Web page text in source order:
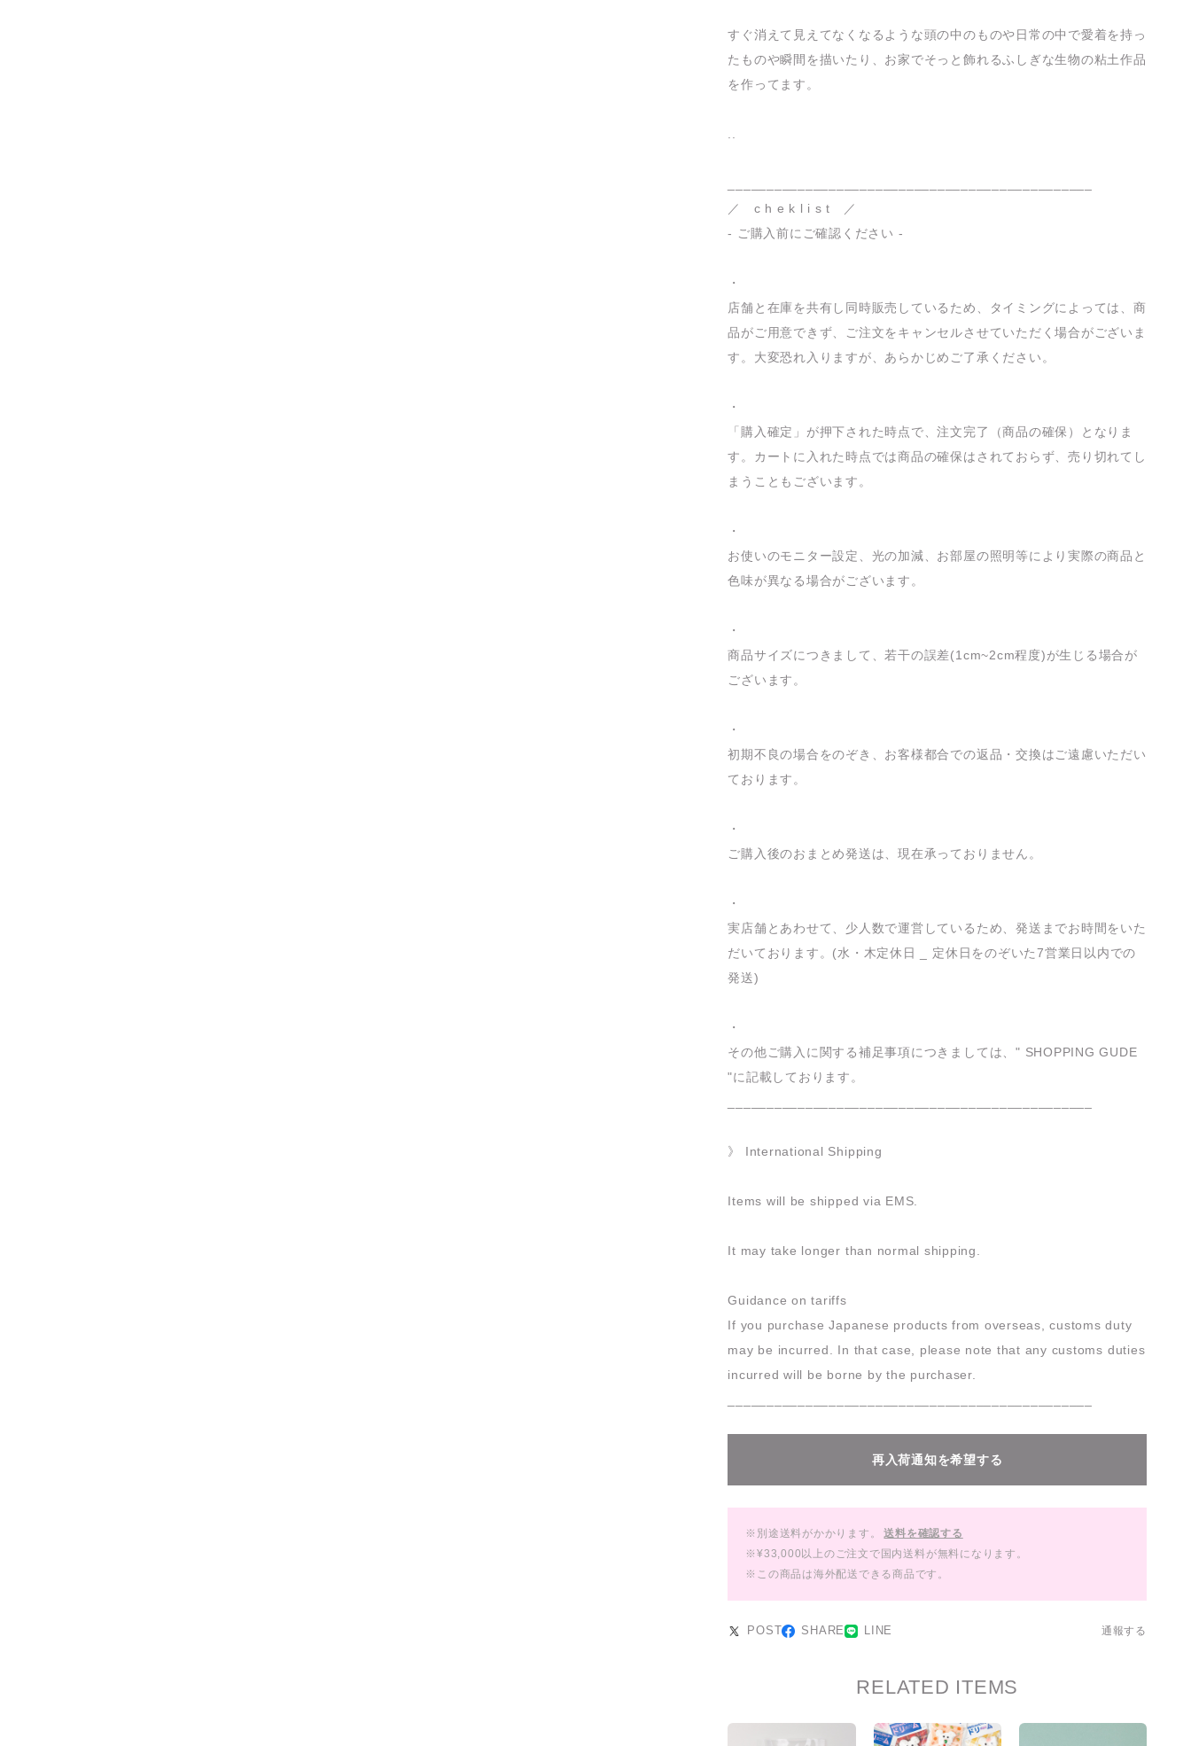
すぐ消えて見えてなくなるような頭の中のものや日常の中で愛着を持っ
たものや瞬間を描いたり、お家でそっと飾れるふしぎな生物の粘土作品
を作ってます。
／ c h e k l i s t ／
- ご購入前にご確認ください -
・
店舗と在庫を共有し同時販売しているため、タイミングによっては、商
品がご用意できず、ご注文をキャンセルさせていただく場合がございま
す。大変恐れ入りますが、あらかじめご了承ください。
・
「購入確定」が押下された時点で、注文完了（商品の確保）となりま
す。カートに入れた時点では商品の確保はされておらず、売り切れてし
まうこともございます。
・
お使いのモニター設定、光の加減、お部屋の照明等により実際の商品と
色味が異なる場合がございます。
・
商品サイズにつきまして、若干の誤差(1cm~2cm程度)が生じる場合が
ございます。
・
初期不良の場合をのぞき、お客様都合での返品・交換はご遠慮いただい
ております。
・
ご購入後のおまとめ発送は、現在承っておりません。
・
実店舗とあわせて、少人数で運営しているため、発送までお時間をいた
だいております。(水・木定休日 _ 定休日をのぞいた7営業日以内での
発送)
・
その他ご購入に関する補足事項につきましては、" SHOPPING GUDE
"に記載しております。
》 International Shipping
Items will be shipped via EMS.
It may take longer than normal shipping.
Guidance on tariffs
If you purchase Japanese products from overseas, customs duty
may be incurred. In that case, please note that any customs duties
incurred will be borne by the purchaser.
再入荷通知を希望する
※別途送料がかかります。
送料を確認する
※¥33,000以上のご注文で国内送料が無料になります。
※この商品は海外配送できる商品です。
POST SHARE LINE 通報する
RELATED ITEMS